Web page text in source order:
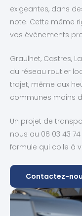
exigeantes, dans
note. Cette même
vos événements
Graulhet, Castres,
du réseau routier
trajet, même aux
communes moins
Un projet de
nous au 06 03 43
formule qui colle à
Contactez-